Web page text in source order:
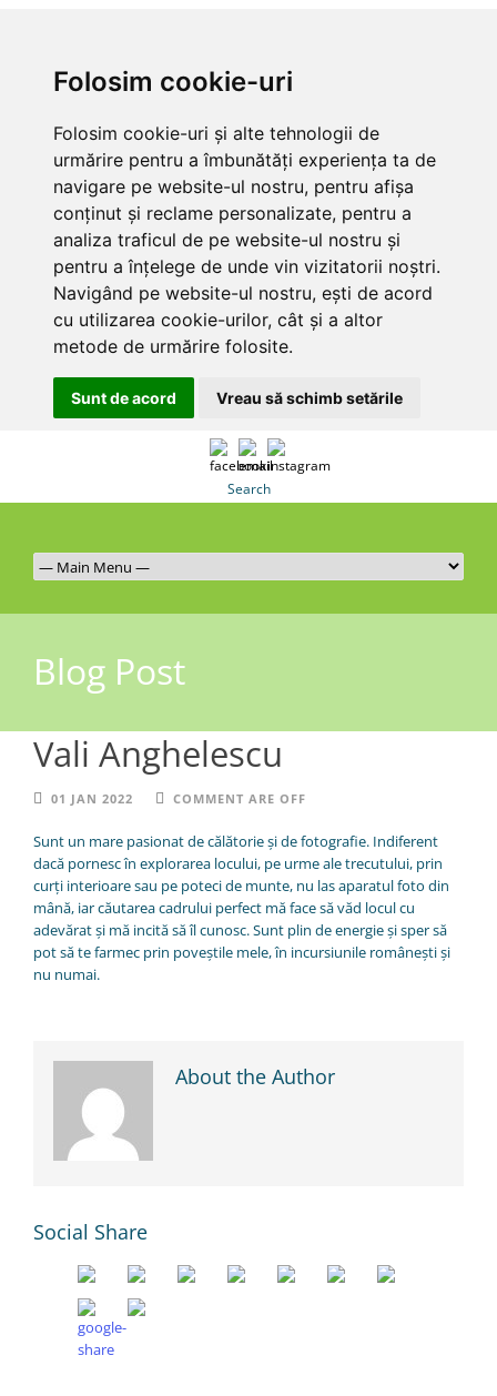
Folosim cookie-uri
Folosim cookie-uri și alte tehnologii de
urmărire pentru a îmbunătăți experiența ta de
navigare pe website-ul nostru, pentru afișa
conținut și reclame personalizate, pentru a
analiza traficul de pe website-ul nostru și
pentru a înțelege de unde vin vizitatorii noștri.
Navigând pe website-ul nostru, ești de acord
cu utilizarea cookie-urilor, cât și a altor
metode de urmărire folosite.
Sunt de acord Vreau să schimb setările
Search
Blog Post
Vali Anghelescu
01 JAN 2022 COMMENT ARE OFF
Sunt un mare pasionat de călătorie și de fotografie. Indiferent
dacă pornesc în explorarea locului, pe urme ale trecutului, prin
curți interioare sau pe poteci de munte, nu las aparatul foto din
mână, iar căutarea cadrului perfect mă face să văd locul cu
adevărat și mă incită să îl cunosc. Sunt plin de energie și sper să
pot să te farmec prin poveștile mele, în incursiunile românești și
nu numai.
About the Author
Social Share